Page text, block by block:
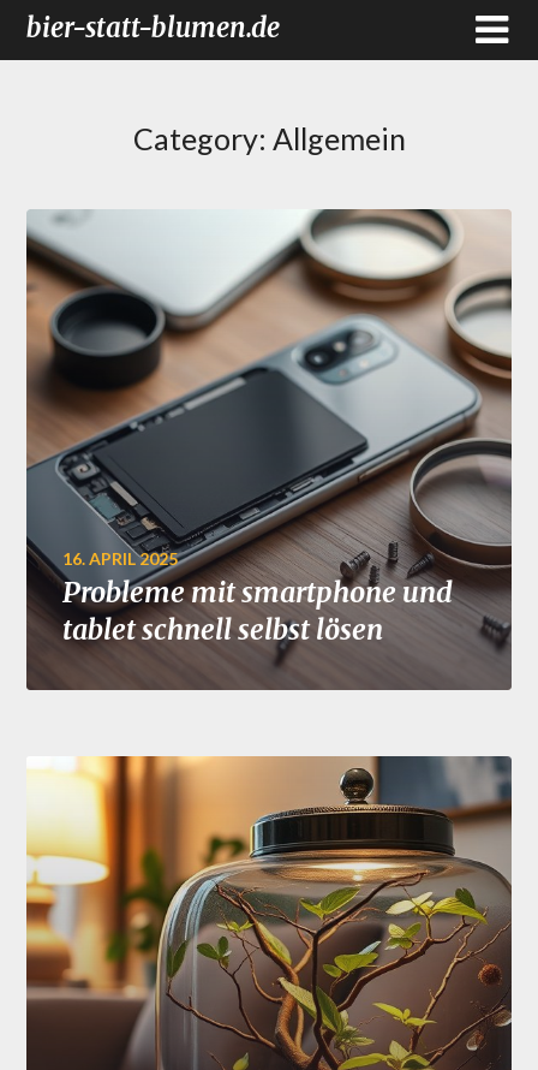
bier-statt-blumen.de
Category: Allgemein
16. APRIL 2025
Probleme mit smartphone und
tablet schnell selbst lösen